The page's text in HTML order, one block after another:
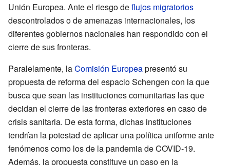
Unión Europea. Ante el riesgo deflujos migratorios
descontrolados o de amenazas internacionales, los
diferentes gobiernos nacionales han respondido con el
cierre de sus fronteras.
Paralelamente, laComisión Europeapresentó su
propuesta de reforma del espacio Schengen con la que
busca que sean las instituciones comunitarias las que
decidan el cierre de las fronteras exteriores en caso de
crisis sanitaria. De esta forma, dichas instituciones
tendrían la potestad de aplicar una política uniforme ante
fenómenos como los de la pandemia de COVID-19.
Además, la propuesta constituye un paso en la